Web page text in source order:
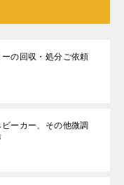
ーの回収・処分ご依頼
ーカー、その他微調